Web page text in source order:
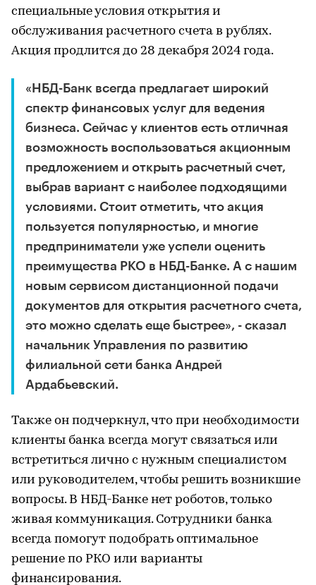
специальные условия открытия и
обслуживания расчетного счета в рублях.
Акция продлится до 28 декабря 2024 года.
«НБД-Банк всегда предлагает широкий
спектр финансовых услуг для ведения
бизнеса. Сейчас у клиентов есть отличная
возможность воспользоваться акционным
предложением и открыть расчетный счет,
выбрав вариант с наиболее подходящими
условиями. Стоит отметить, что акция
пользуется популярностью, и многие
предприниматели уже успели оценить
преимущества РКО в НБД-Банке. А с нашим
новым сервисом дистанционной подачи
документов для открытия расчетного счета,
это можно сделать еще быстрее», - сказал
начальник Управления по развитию
филиальной сети банка Андрей
Ардабьевский.
Также он подчеркнул, что при необходимости
клиенты банка всегда могут связаться или
встретиться лично с нужным специалистом
или руководителем, чтобы решить возникшие
вопросы. В НБД-Банке нет роботов, только
живая коммуникация. Сотрудники банка
всегда помогут подобрать оптимальное
решение по РКО или варианты
финансирования.